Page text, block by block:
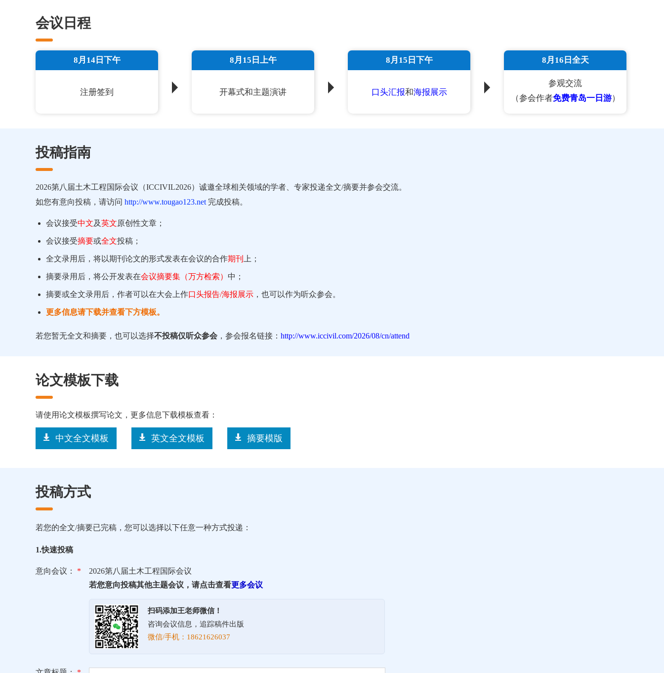
会议日程
8月14日下午
注册签到
8月15日上午
开幕式和主题演讲
8月15日下午
口头汇报和海报展示
8月16日全天
参观交流
（参会作者免费青岛一日游）
投稿指南
2026第八届土木工程国际会议（ICCIVIL2026）诚邀全球相关领域的学者、专家投递全文/摘要并参会交流。
如您有意向投稿，请访问 http://www.tougao123.net 完成投稿。
会议接受中文及英文原创性文章；
会议接受摘要或全文投稿；
全文录用后，将以期刊论文的形式发表在会议的合作期刊 上；
摘要录用后，将公开发表在会议摘要集（万方检索） 中；
摘要或全文录用后，作者可以在大会上作口头报告/海报展示 ，也可以作为听众参会。
更多信息请下载并查看下方模板。
若您暂无全文和摘要，也可以选择不投稿仅听众参会 ，参会报名链接： http://www.iccivil.com/2026/08/cn/attend
论文模板下载
请使用论文模板撰写论文，更多信息下载模板查看：
中文全文模板 英文全文模板 摘要模版
投稿方式
若您的全文/摘要已完稿，您可以选择以下任意一种方式投递：
1.快速投稿
意向会议： *
2026第八届土木工程国际会议
若您意向投稿其他主题会议，请点击查看更多会议
扫码添加王老师微信！
咨询会议信息，追踪稿件出版
微信/手机：18621626037